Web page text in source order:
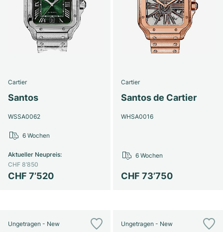
Cartier
Santos
WSSA0062
CHF 7’520
Aktueller Neupreis:
CHF 8’850
6 Wochen
Cartier
Santos de Cartier
WHSA0016
CHF 73’750
6 Wochen
Ungetragen - New Ungetragen - New